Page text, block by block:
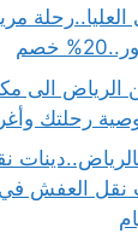
خصم
الى
نقل العفش في